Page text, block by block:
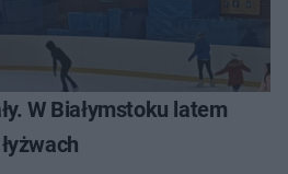
W Białymstoku latem